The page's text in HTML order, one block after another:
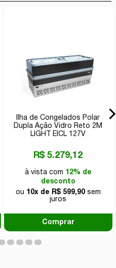
Ilha de Congelados Polar
Dupla Ação Vidro Reto 2M
LIGHT EICL 127V
R$ 5.279,12
à vista com 12% de
desconto
ou 10x de R$ 599,90sem
juros
Comprar